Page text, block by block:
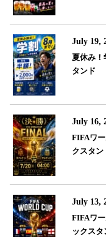
July 19,
夏休み！
タンド
July 16,
FIFAワ
クスタン
July 13,
FIFAワ
ックス